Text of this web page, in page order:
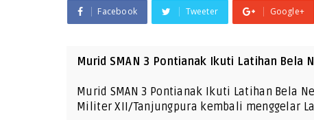
Facebook Tweeter Google+
Murid SMAN 3 Pontianak Ikuti Latihan Bela
Murid SMAN 3 Pontianak Ikuti Latihan Bela
Militer XII/Tanjungpura kembali menggelar